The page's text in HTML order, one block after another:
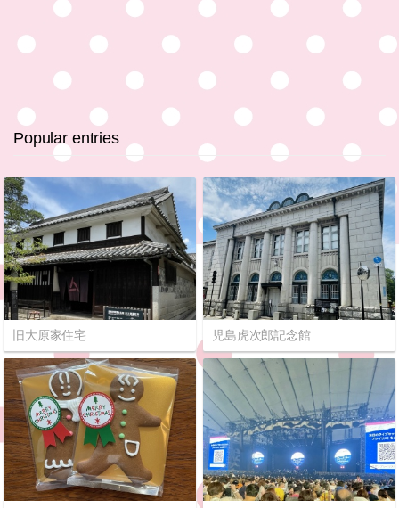
Popular entries
旧大原家住宅 児島虎次郎記念館